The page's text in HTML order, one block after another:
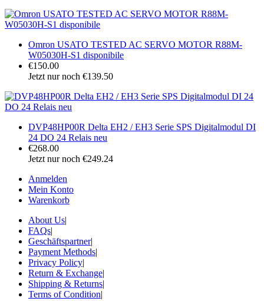
Omron USATO TESTED AC SERVO MOTOR R88M-
W05030H-S1 disponibile
€150.00
Jetzt nur noch €139.50
DVP48HP00R Delta EH2 / EH3 Serie SPS Digitalmodul DI
24 DO 24 Relais neu
€268.00
Jetzt nur noch €249.24
Anmelden
Mein Konto
Warenkorb
About Us|
FAQs|
Geschäftspartner|
Payment Methods|
Privacy Policy|
Return & Exchange|
Shipping & Returns|
Terms of Condition|